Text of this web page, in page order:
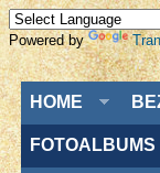
Powered by
Menu
HOME
FOTOALBUMS